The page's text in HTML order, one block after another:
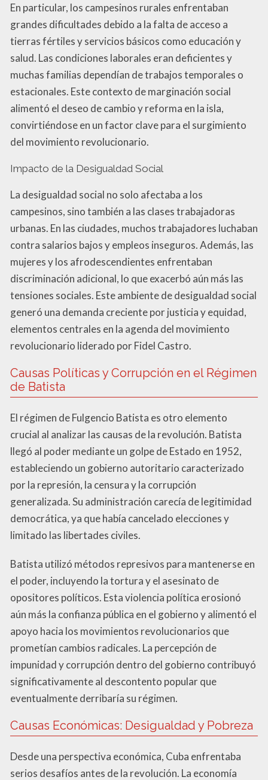
En particular, los campesinos rurales enfrentaban
grandes dificultades debido a la falta de acceso a
tierras fértiles y servicios básicos como educación y
salud. Las condiciones laborales eran deficientes y
muchas familias dependían de trabajos temporales o
estacionales. Este contexto de marginación social
alimentó el deseo de cambio y reforma en la isla,
convirtiéndose en un factor clave para el surgimiento
del movimiento revolucionario.
Impacto de la Desigualdad Social
La desigualdad social no solo afectaba a los
campesinos, sino también a las clases trabajadoras
urbanas. En las ciudades, muchos trabajadores luchaban
contra salarios bajos y empleos inseguros. Además, las
mujeres y los afrodescendientes enfrentaban
discriminación adicional, lo que exacerbó aún más las
tensiones sociales. Este ambiente de desigualdad social
generó una demanda creciente por justicia y equidad,
elementos centrales en la agenda del movimiento
revolucionario liderado por Fidel Castro.
Causas Políticas y Corrupción en el Régimen
de Batista
El régimen de Fulgencio Batista es otro elemento
crucial al analizar las causas de la revolución. Batista
llegó al poder mediante un golpe de Estado en 1952,
estableciendo un gobierno autoritario caracterizado
por la represión, la censura y la corrupción
generalizada. Su administración carecía de legitimidad
democrática, ya que había cancelado elecciones y
limitado las libertades civiles.
Batista utilizó métodos represivos para mantenerse en
el poder, incluyendo la tortura y el asesinato de
opositores políticos. Esta violencia política erosionó
aún más la confianza pública en el gobierno y alimentó el
apoyo hacia los movimientos revolucionarios que
prometían cambios radicales. La percepción de
impunidad y corrupción dentro del gobierno contribuyó
significativamente al descontento popular que
eventualmente derribaría su régimen.
Causas Económicas: Desigualdad y Pobreza
Desde una perspectiva económica, Cuba enfrentaba
serios desafíos antes de la revolución. La economía